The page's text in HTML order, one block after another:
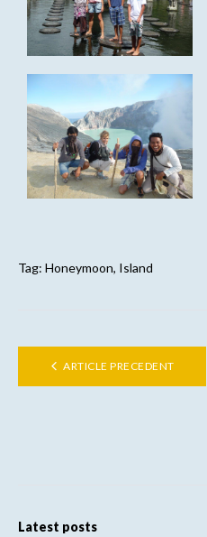
Tag: Honeymoon, Island
ARTICLE PRECEDENT
Latest posts